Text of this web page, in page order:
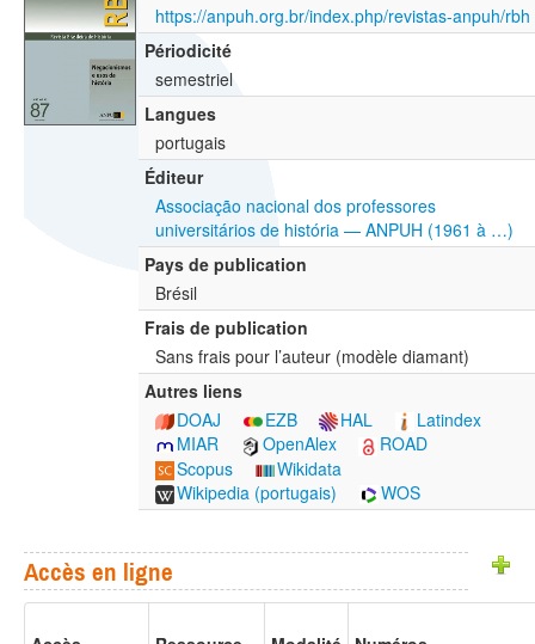
https://anpuh.org.br/index.php/revistas-anpuh/rbh
Périodicité
semestriel
Langues
portugais
Éditeur
Associação nacional dos professores
universitários de história — ANPUH (1961 à …)
Pays de publication
Brésil
Frais de publication
Sans frais pour l’auteur (modèle diamant)
Autres liens
DOAJ
EZB HAL
Latindex
MIAR
OpenAlex
ROAD
Scopus
Wikidata
Wikipedia (portugais)
WOS
Accès en ligne